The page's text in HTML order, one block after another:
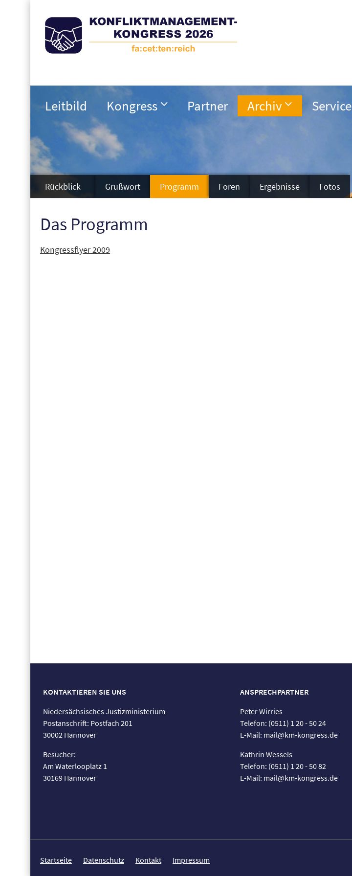
Leitbild Kongress Partner Archiv Service
Rückblick Grußwort Programm Foren Ergebnisse Fotos
Das Programm
Kongressflyer 2009
KONTAKTIEREN SIE UNS
Niedersächsisches Justizministerium
Postanschrift: Postfach 201
30002 Hannover
Besucher:
Am Waterlooplatz 1
30169 Hannover
ANSPRECHPARTNER
Peter Wirries
Telefon: (0511) 1 20 - 50 24
E-Mail: mail@km-kongress.de
Kathrin Wessels
Telefon: (0511) 1 20 - 50 82
E-Mail: mail@km-kongress.de
Startseite Datenschutz Kontakt Impressum